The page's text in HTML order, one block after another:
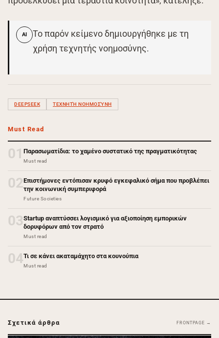
AI
Το παρόν κείμενο δημιουργήθηκε με τη
χρήση τεχνητής νοημοσύνης.
DEEPSEEK ΤΕΧΝΗΤΉ ΝΟΗΜΟΣΎΝΗ
Must Read
01 Παρασωματίδια: το χαμένο συστατικό της πραγματικότητας
Must read
02Επιστήμονες εντόπισαν κρυφό εγκεφαλικό σήμα που προβλέπει
την κοινωνική συμπεριφορά
Future Societies
03Startup αναπτύσσει λογισμικό για αξιοποίηση εμπορικών
δορυφόρων από τον στρατό
Must read
04Τι σε κάνει ακαταμάχητο στα κουνούπια
Must read
Σχετικά άρθρα FRONTPAGE →